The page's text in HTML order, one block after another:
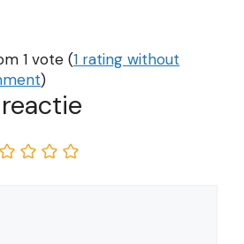
1 vote (1 rating without
)